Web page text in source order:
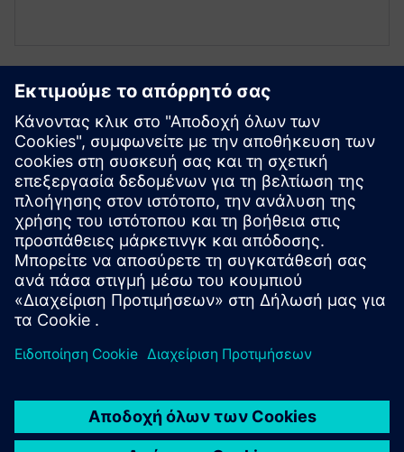
Εξερευνήστε πόρους και
σχετικά προϊόντα
Πρόσθετες πληροφορίες και πόροι
Εισαγωγή στη Numocity